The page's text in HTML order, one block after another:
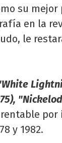
su
en la
le
por
y 1982.